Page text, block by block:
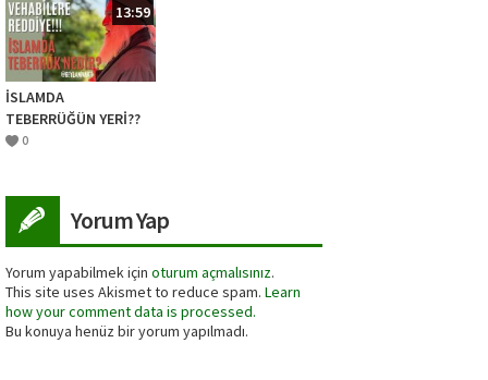
13:59
İSLAMDA
TEBERRÜĞÜN YERİ??
0
Yorum Yap
Yorum yapabilmek için oturum açmalısınız.
This site uses Akismet to reduce spam. Learn
how your comment data is processed.
Bu konuya henüz bir yorum yapılmadı.